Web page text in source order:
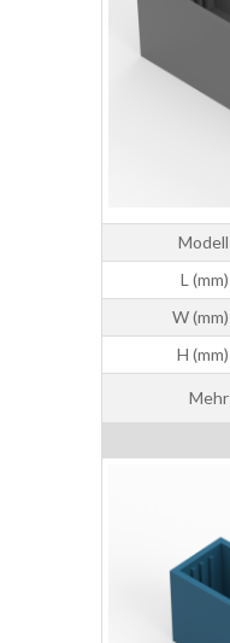
Modell
L (mm)
W (mm)
H (mm)
Mehr